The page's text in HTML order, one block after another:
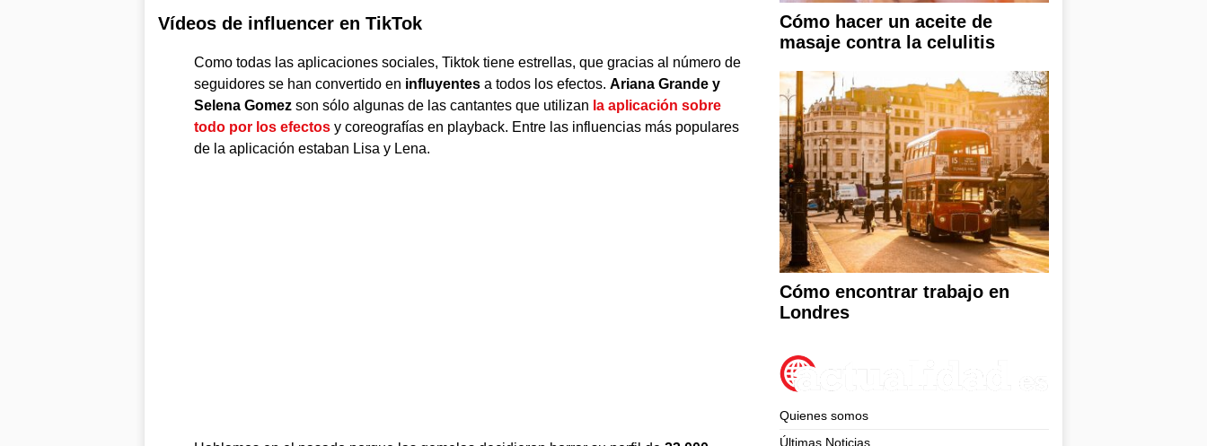
Vídeos de influencer en TikTok
Como todas las aplicaciones sociales, Tiktok tiene estrellas, que gracias al número de
seguidores se han convertido en influyentes a todos los efectos. Ariana Grande y
Selena Gomez son sólo algunas de las cantantes que utilizan la aplicación sobre
todo por los efectos y coreografías en playback. Entre las influencias más populares
de la aplicación estaban Lisa y Lena.
Cómo hacer un aceite de
masaje contra la celulitis
Cómo encontrar trabajo en
Londres
Quienes somos
Últimas Noticias